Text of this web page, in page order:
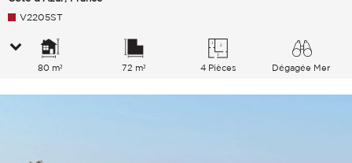
V2205ST
80 m² 72 m² 4 Pièces Dégagée Mer